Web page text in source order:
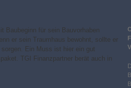
Baubeginn für sein Bauvorhaben
er sein Traumhaus bewohnt, sollte er
Ein Muss ist hier ein gut
TGI Finanzpartner berät auch in